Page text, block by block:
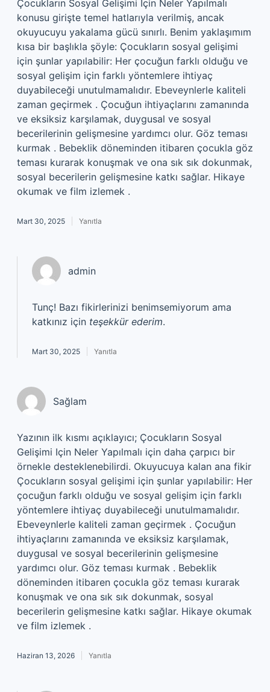
Çocukların Sosyal Gelişimi Için Neler Yapılmalı
konusu girişte temel hatlarıyla verilmiş, ancak
okuyucuyu yakalama gücü sınırlı. Benim yaklaşımım
kısa bir başlıkla şöyle: Çocukların sosyal gelişimi
için şunlar yapılabilir: Her çocuğun farklı olduğu ve
sosyal gelişim için farklı yöntemlere ihtiyaç
duyabileceği unutulmamalıdır. Ebeveynlerle kaliteli
zaman geçirmek . Çocuğun ihtiyaçlarını zamanında
ve eksiksiz karşılamak, duygusal ve sosyal
becerilerinin gelişmesine yardımcı olur. Göz teması
kurmak . Bebeklik döneminden itibaren çocukla göz
teması kurarak konuşmak ve ona sık sık dokunmak,
sosyal becerilerin gelişmesine katkı sağlar. Hikaye
okumak ve film izlemek .
Mart 30, 2025 Yanıtla
admin
Tunç! Bazı fikirlerinizi benimsemiyorum ama
katkınız için teşekkür ederim.
Mart 30, 2025 Yanıtla
Sağlam
Yazının ilk kısmı açıklayıcı; Çocukların Sosyal
Gelişimi Için Neler Yapılmalı için daha çarpıcı bir
örnekle desteklenebilirdi. Okuyucuya kalan ana fikir
Çocukların sosyal gelişimi için şunlar yapılabilir: Her
çocuğun farklı olduğu ve sosyal gelişim için farklı
yöntemlere ihtiyaç duyabileceği unutulmamalıdır.
Ebeveynlerle kaliteli zaman geçirmek . Çocuğun
ihtiyaçlarını zamanında ve eksiksiz karşılamak,
duygusal ve sosyal becerilerinin gelişmesine
yardımcı olur. Göz teması kurmak . Bebeklik
döneminden itibaren çocukla göz teması kurarak
konuşmak ve ona sık sık dokunmak, sosyal
becerilerin gelişmesine katkı sağlar. Hikaye okumak
ve film izlemek .
Haziran 13, 2026 Yanıtla